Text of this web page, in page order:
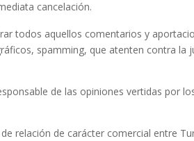
cancelación.
todos aquellos comentarios y
spamming, que atenten contra la
de las opiniones vertidas por
relación de carácter comercial entre